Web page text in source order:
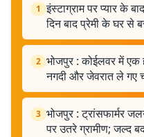
1 इंस्टाग्राम पर प्यार के
दिन बाद प्रेमी के घर से
2 भोजपुर : कोईलवर में एक
नगदी और जेवरात ले गए
3 भोजपुर : ट्रांसफार्मर
पर उतरे ग्रामीण; जल्द